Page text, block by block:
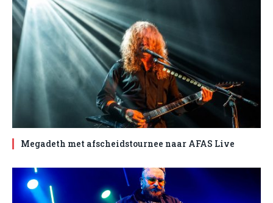
Megadeth met afscheidstournee naar AFAS Live